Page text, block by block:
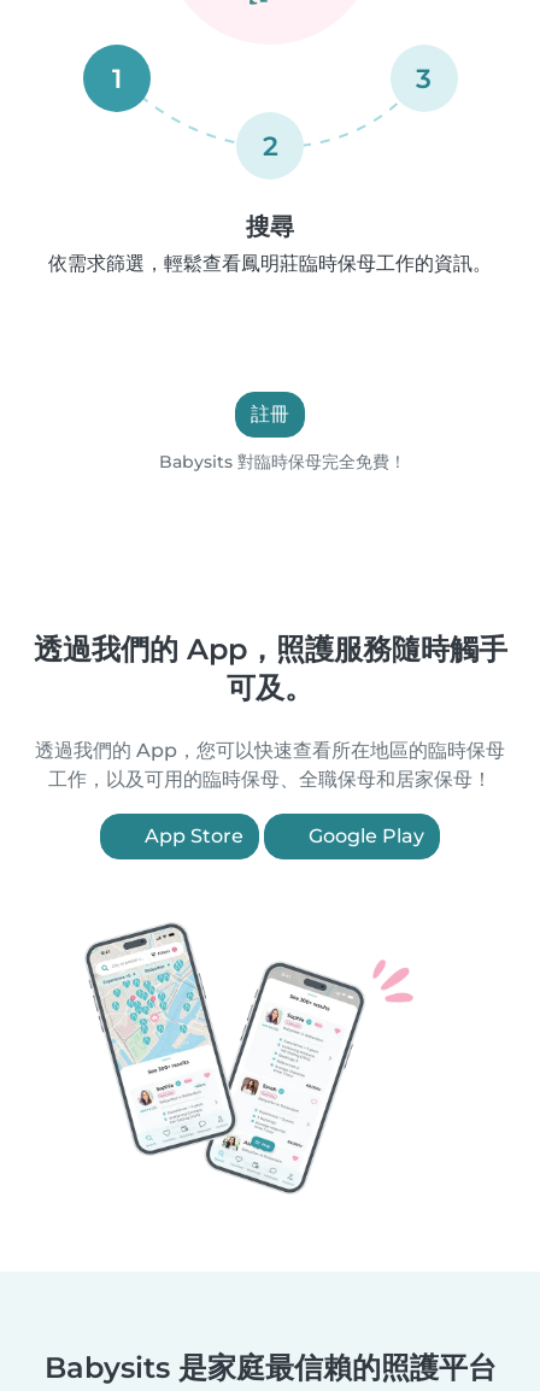
1
2
3
搜尋
依需求篩選，輕鬆查看鳳明莊臨時保母工作的資訊。
註冊
Babysits 對臨時保母完全免費！
透過我們的 App，照護服務隨時觸手
可及。
透過我們的 App，您可以快速查看所在地區的臨時保母
工作，以及可用的臨時保母、全職保母和居家保母！
App Store Google Play
Babysits 是家庭最信賴的照護平台